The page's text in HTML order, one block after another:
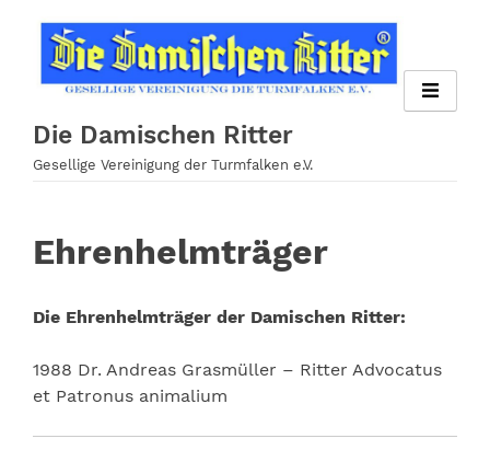
Inhalt
springen
Die Damischen Ritter
Gesellige Vereinigung der Turmfalken e.V.
Ehrenhelmträger
Die Ehrenhelmträger der Damischen Ritter:
1988 Dr. Andreas Grasmüller – Ritter Advocatus
et Patronus animalium